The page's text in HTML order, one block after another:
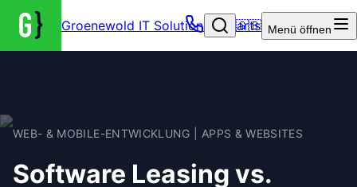
Groenewold IT Solutions – Startseite
🇬🇧 Menü öffnen
WEB- & MOBILE-ENTWICKLUNG | APPS & WEBSITES
Software Leasing vs.